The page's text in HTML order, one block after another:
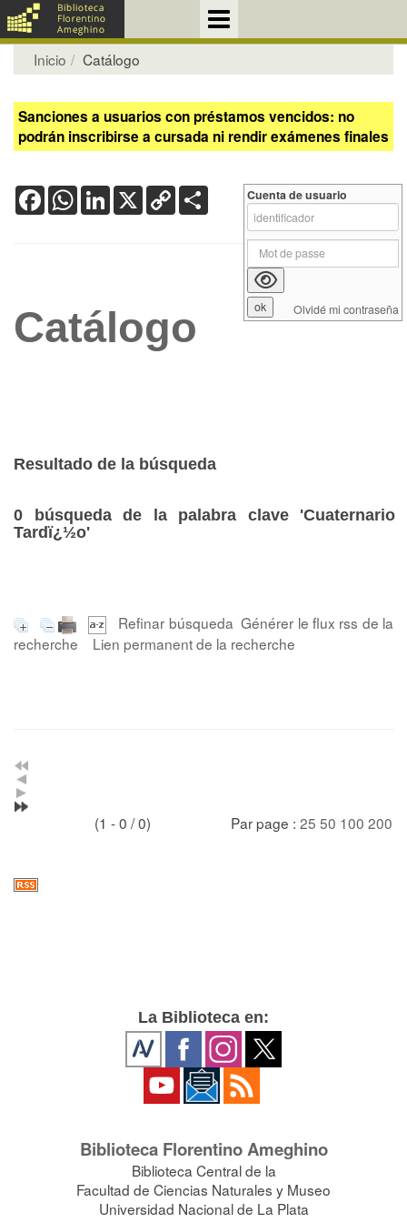
Inicio Catálogo
Sanciones a usuarios con préstamos vencidos: no
podrán inscribirse a cursada ni rendir exámenes finales
FacebookWhatsApp
LinkedIn
X Copy
Link
Catálogo
Resultado de la búsqueda
0 búsqueda de la palabra clave 'Cuaternario
Tardï¿½o'
Refinar búsqueda Générer le flux rss de la
recherche
Lien permanent de la recherche
(1 - 0 / 0) Par page : 25 50 100 200
Cuenta de usuario
Olvidé mi contraseña
La Biblioteca en:
Biblioteca Florentino Ameghino
Biblioteca Central de la
Facultad de Ciencias Naturales y Museo
Universidad Nacional de La Plata